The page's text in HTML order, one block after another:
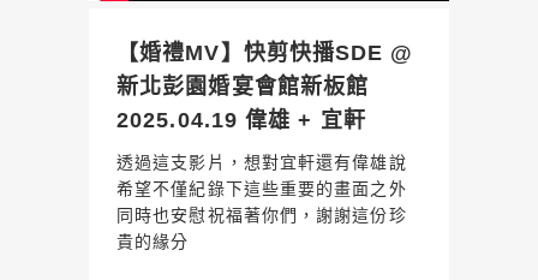
【婚禮MV】快剪快播SDE @
新北彭園婚宴會館新板館
2025.04.19 偉雄 + 宜軒
透過這支影片，想對宜軒還有偉雄說
希望不僅紀錄下這些重要的畫面之外
同時也安慰祝福著你們，謝謝這份珍
貴的緣分